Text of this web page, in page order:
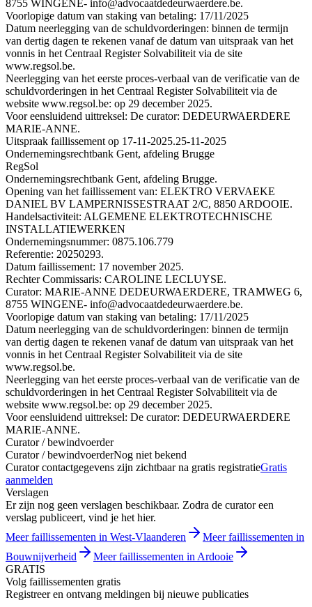
8755 WINGENE- info@advocaatdedeurwaerdere.be.
Voorlopige datum van staking van betaling: 17/11/2025
Datum neerlegging van de schuldvorderingen: binnen de termijn
van dertig dagen te rekenen vanaf de datum van uitspraak van het
vonnis in het Centraal Register Solvabiliteit via de site
www.regsol.be.
Neerlegging van het eerste proces-verbaal van de verificatie van de
schuldvorderingen in het Centraal Register Solvabiliteit via de
website www.regsol.be: op 29 december 2025.
Voor eensluidend uittreksel: De curator: DEDEURWAERDERE
MARIE-ANNE.
Uitspraak faillissement op 17-11-2025.25-11-2025
Ondernemingsrechtbank Gent, afdeling Brugge
RegSol
Ondernemingsrechtbank Gent, afdeling Brugge.
Opening van het faillissement van: ELEKTRO VERVAEKE
DANIEL BV LAMPERNISSESTRAAT 2/C, 8850 ARDOOIE.
Handelsactiviteit: ALGEMENE ELEKTROTECHNISCHE
INSTALLATIEWERKEN
Ondernemingsnummer: 0875.106.779
Referentie: 20250293.
Datum faillissement: 17 november 2025.
Rechter Commissaris: CAROLINE LECLUYSE.
Curator: MARIE-ANNE DEDEURWAERDERE, TRAMWEG 6,
8755 WINGENE- info@advocaatdedeurwaerdere.be.
Voorlopige datum van staking van betaling: 17/11/2025
Datum neerlegging van de schuldvorderingen: binnen de termijn
van dertig dagen te rekenen vanaf de datum van uitspraak van het
vonnis in het Centraal Register Solvabiliteit via de site
www.regsol.be.
Neerlegging van het eerste proces-verbaal van de verificatie van de
schuldvorderingen in het Centraal Register Solvabiliteit via de
website www.regsol.be: op 29 december 2025.
Voor eensluidend uittreksel: De curator: DEDEURWAERDERE
MARIE-ANNE.
Curator / bewindvoerder
Curator / bewindvoerderNog niet bekend
Curator contactgegevens zijn zichtbaar na gratis registratieGratis
aanmelden
Verslagen
Er zijn nog geen verslagen beschikbaar. Zodra de curator een
verslag publiceert, vind je het hier.
Meer faillissementen in West-Vlaanderen
Meer faillissementen in
Bouwnijverheid
Meer faillissementen in Ardooie
GRATIS
Volg faillissementen gratis
Registreer en ontvang meldingen bij nieuwe publicaties